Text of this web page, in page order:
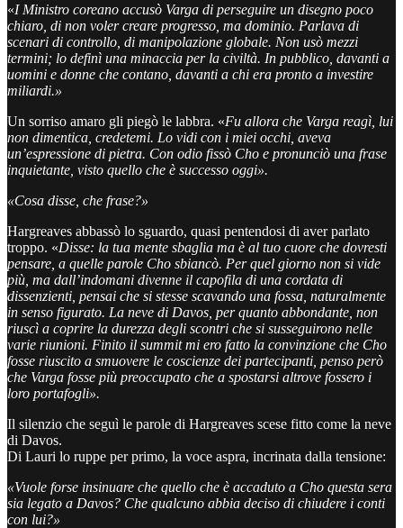
«I Ministro coreano accusò Varga di perseguire un disegno poco
chiaro, di non voler creare progresso, ma dominio. Parlava di
scenari di controllo, di manipolazione globale. Non usò mezzi
termini; lo definì una minaccia per la civiltà. In pubblico, davanti a
uomini e donne che contano, davanti a chi era pronto a investire
miliardi.»
Un sorriso amaro gli piegò le labbra. «Fu allora che Varga reagì, lui
non dimentica, credetemi. Lo vidi con i miei occhi, aveva
un’espressione di pietra. Con odio fissò Cho e pronunciò una frase
inquietante, visto quello che è successo oggi».
«Cosa disse, che frase?»
Hargreaves abbassò lo sguardo, quasi pentendosi di aver parlato
troppo. «Disse: la tua mente sbaglia ma è al tuo cuore che dovresti
pensare, a quelle parole Cho sbiancò. Per quel giorno non si vide
più, ma dall’indomani divenne il capofila di una cordata di
dissenzienti, pensai che si stesse scavando una fossa, naturalmente
in senso figurato. La neve di Davos, per quanto abbondante, non
riuscì a coprire la durezza degli scontri che si susseguirono nelle
varie riunioni. Finito il summit mi ero fatto la convinzione che Cho
fosse riuscito a smuovere le coscienze dei partecipanti, penso però
che Varga fosse più preoccupato che a spostarsi altrove fossero i
loro portafogli».
Il silenzio che seguì le parole di Hargreaves scese fitto come la neve
di Davos.
Di Lauri lo ruppe per primo, la voce aspra, incrinata dalla tensione:
«Vuole forse insinuare che quello che è accaduto a Cho questa sera
sia legato a Davos? Che qualcuno abbia deciso di chiudere i conti
con lui?»